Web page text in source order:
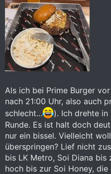
Als ich bei Prime Burger
nach 21:00 Uhr, also auch
schlecht...
). Ich drehte in
Runde. Es ist halt doch
nur ein bissel. Vielleicht
überspringen? Lief nicht
bis LK Metro, Soi Diana
hoch bis zur Soi Honey,